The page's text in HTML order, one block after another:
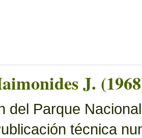
J.
del Parque
técnica